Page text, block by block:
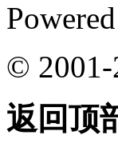
© 2001-
返回顶